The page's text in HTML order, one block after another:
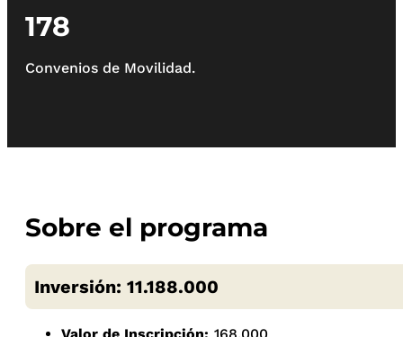
178
Convenios de Movilidad.
Sobre el programa
Inversión: 11.188.000
Valor de Inscripción: 168.000